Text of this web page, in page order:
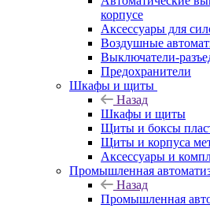
корпусе
Аксессуары для
Воздушные
Выключатели-
Предохранители
Шкафы и щиты
Назад
Шкафы и щиты
Щиты и боксы
Щиты и корпуса
Аксессуары и
Промышленная
Назад
Промышленная